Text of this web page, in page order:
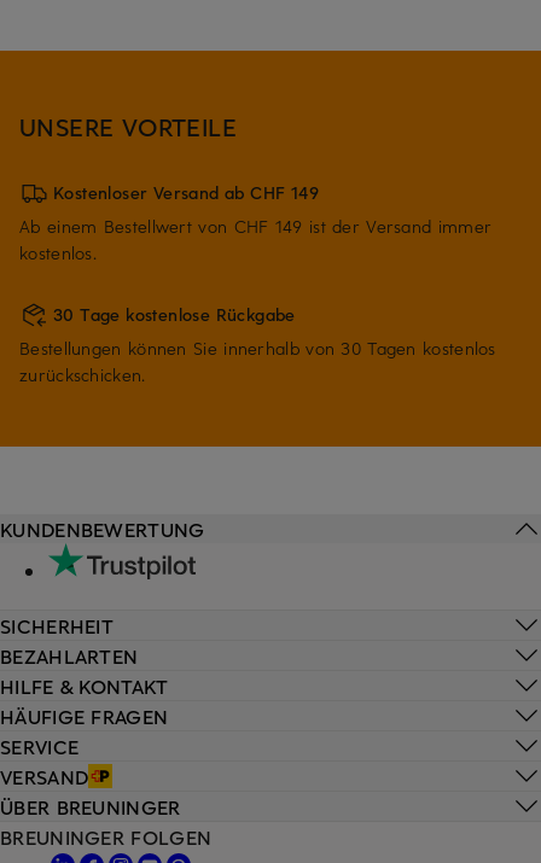
UNSERE VORTEILE
Kostenloser Versand ab CHF 149
Ab einem Bestellwert von CHF 149 ist der Versand immer
kostenlos.
30 Tage kostenlose Rückgabe
Bestellungen können Sie innerhalb von 30 Tagen kostenlos
zurückschicken.
HILFE & KONTAKT
HÄUFIGE FRAGEN
SERVICE
VERSAND
KUNDENBEWERTUNG
SICHERHEIT
BEZAHLARTEN
ÜBER BREUNINGER
BREUNINGER FOLGEN